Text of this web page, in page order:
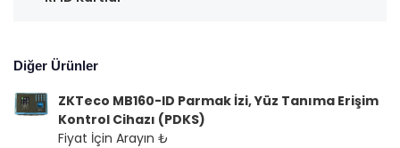
Diğer Ürünler
ZKTeco MB160-ID Parmak İzi, Yüz Tanıma Erişim
Kontrol Cihazı (PDKS)
Fiyat İçin Arayın ₺